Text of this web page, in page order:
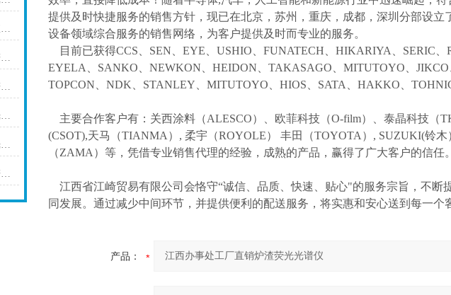
工厂直销DF-2000金属荧光光谱仪技术参数
工厂直销DF-2000铜合金荧光光谱仪技术参数
工厂直销DF-2000铁合金荧光光谱仪技术参数
工厂直销DF-2000二氧化硅荧光光谱仪技术参数
工厂直销DF-2000碳酸氢钠荧光光谱仪技术参数
工厂直销DF-2000硅酸盐荧光光谱仪技术参数
提供及时快捷服务的销售方针，现已在北京，苏州，重庆，成都，深圳分部设
设备领域综合服务的销售网络，为客户提供及时而专业的服务。
目前已获得CCS、SEN、EYE、USHIO、FUNATECH、HIKARIYA、SERIC
EYELA、SANKO、NEWKON、HEIDON、TAKASAGO、MITUTOYO、JIKCO
TOPCON、NDK、STANLEY、MITUTOYO、HIOS、SATA、HAKKO、
主要合作客户有：关西涂料（ALESCO）、欧菲科技（O-film）、泰晶科技（
(CSOT),天马（TIANMA）, 柔宇（ROYOLE） 丰田（TOYOTA）, SUZUKI(铃木
（ZAMA）等，凭借专业销售代理的经验，成熟的产品，赢得了广大客户的信
江西省江崎贸易有限公司会恪守“诚信、品质、快速、贴心"的服务宗旨，不断
同发展。通过减少中间环节，并提供便利的配送服务，将实惠和安心送到每一个
产品：